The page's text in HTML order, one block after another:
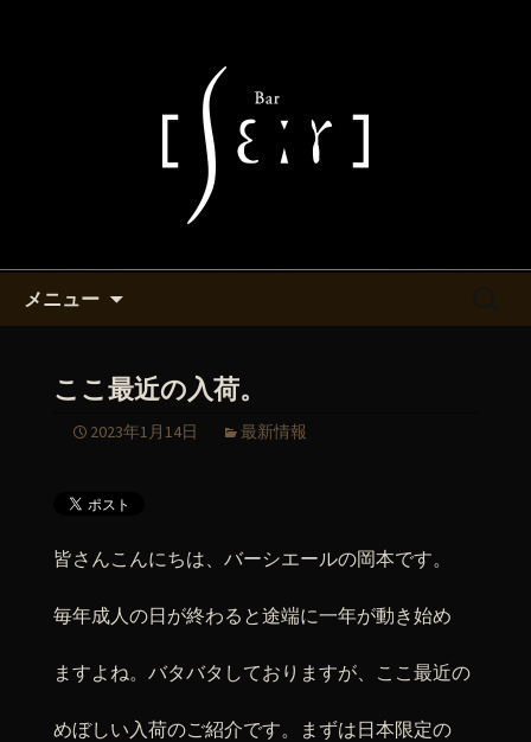
池袋西口付近にあるバーシエー
ルのマスターが書くブログ
メニュー
ここ最近の入荷。
2023年1月14日 最新情報
皆さんこんにちは、バーシエールの岡本です。
毎年成人の日が終わると途端に一年が動き始め
ますよね。バタバタしておりますが、ここ最近の
めぼしい入荷のご紹介です。まずは日本限定の